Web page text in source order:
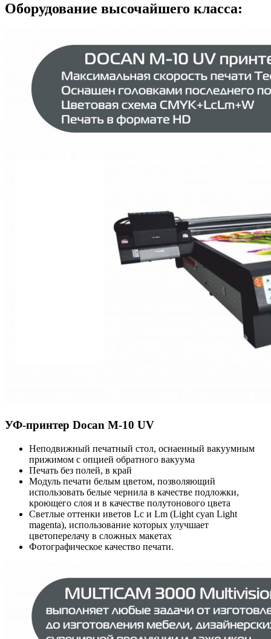
Оборудование высочайшего класса:
УФ-принтер Docan M-10 UV
Неподвижный печатный стол, оснаенный вакуумным
прижимом с опцией обратного вакуума
Печать без полей, в край
Модуль печати белым цветом, позволяющий
использовать белые чернила в качестве подложки,
кроющего слоя и в качестве полутонового цвета
Светлые оттенки иветов Lc и Lm (Light cyan Light
magenta), использование которых улучшает
цветоперелачу в сложных макетах
Фотографическое качество печати.